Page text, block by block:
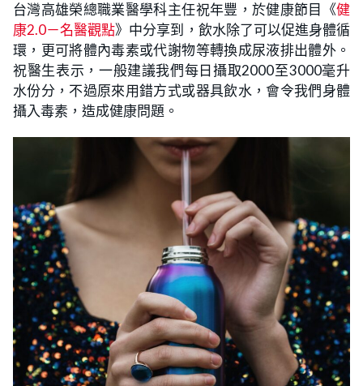
台灣高雄榮總職業醫學科主任祝年豐，於健康節目《健
康2.0－名醫觀點》中分享到，飲水除了可以促進身體循
環，更可將體內毒素或代謝物等轉換成尿液排出體外。
祝醫生表示，一般建議我們每日攝取2000至3000毫升
水份分，不過原來用錯方式或器具飲水，會令我們身體
攝入毒素，造成健康問題。